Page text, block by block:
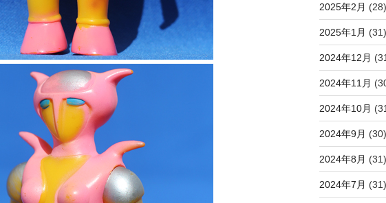
2025年2月 (28)
2025年1月 (31)
2024年12月
2024年11月
2024年10月
2024年9月 (30)
2024年8月 (31)
2024年7月 (31)